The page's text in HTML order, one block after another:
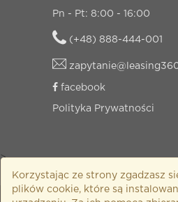
Pn - Pt: 8:00 - 16:00
(+48) 888-444-001
facebook
Polityka Prywatności
>
Korzystając ze strony zgadzasz
plików cookie, które są